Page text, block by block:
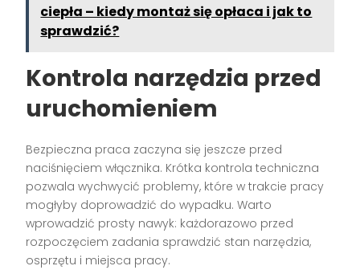
ciepła – kiedy montaż się opłaca i jak to
sprawdzić?
Kontrola narzędzia przed
uruchomieniem
Bezpieczna praca zaczyna się jeszcze przed
naciśnięciem włącznika. Krótka kontrola techniczna
pozwala wychwycić problemy, które w trakcie pracy
mogłyby doprowadzić do wypadku. Warto
wprowadzić prosty nawyk: każdorazowo przed
rozpoczęciem zadania sprawdzić stan narzędzia,
osprzętu i miejsca pracy.